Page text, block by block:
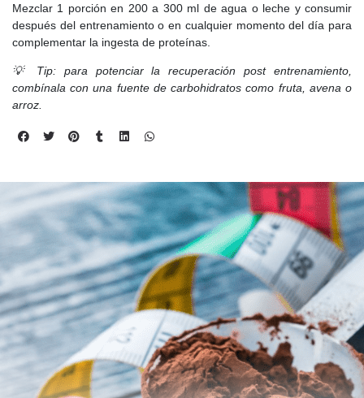
Mezclar 1 porción en 200 a 300 ml de agua o leche y consumir
después del entrenamiento o en cualquier momento del día para
complementar la ingesta de proteínas.
💡 Tip: para potenciar la recuperación post entrenamiento,
combínala con una fuente de carbohidratos como fruta, avena o
arroz.